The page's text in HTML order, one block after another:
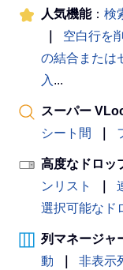
人気機能： 検
空白行を
の結合または
入...
スーパー
シート間
高度なドロッ
ンリスト
選択可能なド
列マネージャ
動
非表示